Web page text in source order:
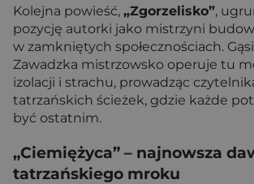
Kolejna powieść, „Zgorzelisko”,
pozycję autorki jako mistrzyni
w zamkniętych społecznościach.
Zawadzka mistrzowsko operuje tu
izolacji i strachu, prowadząc
tatrzańskich ścieżek, gdzie każde
być ostatnim.
„Ciemiężyca” – najnowsza
tatrzańskiego mroku